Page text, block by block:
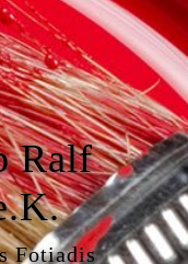
Ralf
Fotiadis